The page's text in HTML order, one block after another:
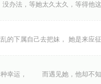
办法，等她太久太久，等得
的下属自己去把妹， 她是来
幸运， 而遇见她，他却不